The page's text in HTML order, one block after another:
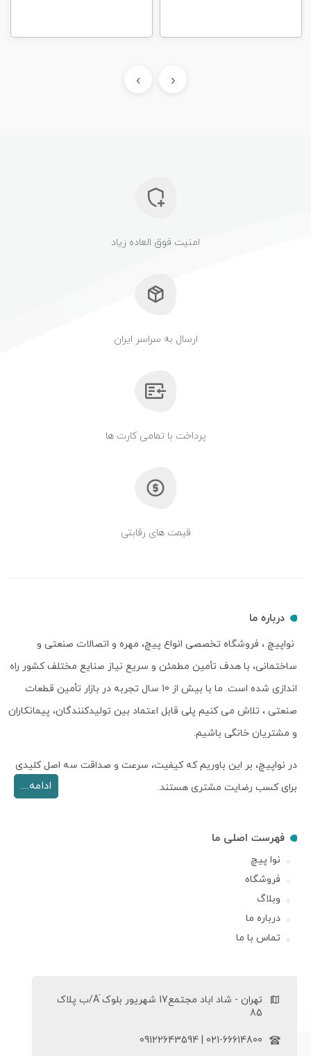
‹
›
امنیت فوق العاده زیاد
ارسال به سراسر ایران
پرداخت با تمامی کارت ها
قیمت های رقابتی
درباره ما
نواپیچ ، فروشگاه تخصصی انواع پیچ، مهره و اتصالات صنعتی و
ساختمانی، با هدف تأمین مطمئن و سریع نیاز صنایع مختلف کشور راه
اندازی شده است. ما با بیش از 10 سال تجربه در بازار تأمین قطعات
صنعتی ، تلاش می کنیم پلی قابل اعتماد بین تولیدکنندگان، پیمانکاران
و مشتریان خانگی باشیم.
در نواپیچ، بر این باوریم که کیفیت، سرعت و صداقت سه اصل کلیدی
برای کسب رضایت مشتری هستند.
ادامه....
فهرست اصلی ما
نوا پیچ
فروشگاه
وبلاگ
درباره ما
تماس با ما
تهران - شاد اباد مجتمع17 شهریور بلوک َA/ب پلاک
85
021-66614800 | 09122643594